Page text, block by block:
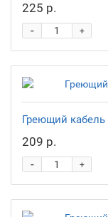
225 р.
+
-
Греющий кабель
209 р.
+
-